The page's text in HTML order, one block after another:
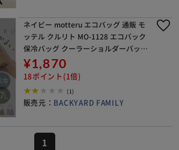
ネイビー motteru エコバッグ 通販 モ
ッテル クルリト MO-1128 エコバック
保冷バッグ クーラーショルダーバッグ
ショルダーバック 肩掛け 丸める 折り
畳み 折りたたみ ポケッタブル
¥1,870
18ポイント(1倍)
(1)
販売元： BACKYARD FAMILY
1